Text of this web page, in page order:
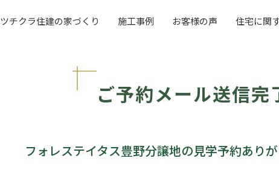
ツチクラ住建の家づくり 施工事例 お客様の声 住宅に関
ご予約メール送信完
フォレステイタス豊野分譲地の見学予約あり